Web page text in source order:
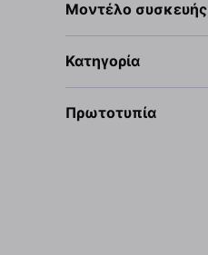
Μοντέλο συσκευής
Κατηγορία
Πρωτοτυπία